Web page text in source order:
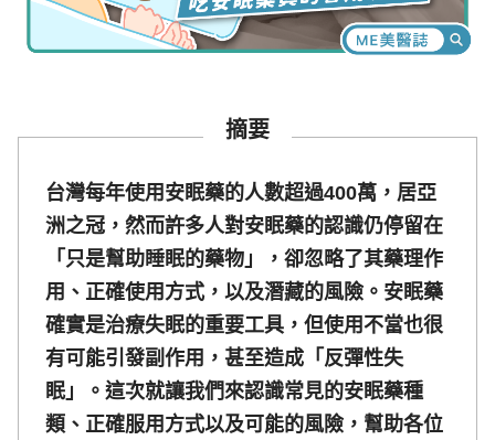
摘要
台灣每年使用安眠藥的人數超過400萬，居亞
洲之冠，然而許多人對安眠藥的認識仍停留在
「只是幫助睡眠的藥物」，卻忽略了其藥理作
用、正確使用方式，以及潛藏的風險。安眠藥
確實是治療失眠的重要工具，但使用不當也很
有可能引發副作用，甚至造成「反彈性失
眠」。這次就讓我們來認識常見的安眠藥種
類、正確服用方式以及可能的風險，幫助各位